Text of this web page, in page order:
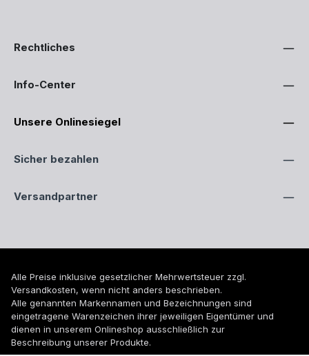
Rechtliches
Info-Center
Unsere Onlinesiegel
Sicher bezahlen
Versandpartner
Alle Preise inklusive gesetzlicher Mehrwertsteuer zzgl.
Versandkosten, wenn nicht anders beschrieben.
Alle genannten Markennamen und Bezeichnungen sind
eingetragene Warenzeichen ihrer jeweiligen Eigentümer und
dienen in unserem Onlineshop ausschließlich zur
Beschreibung unserer Produkte.